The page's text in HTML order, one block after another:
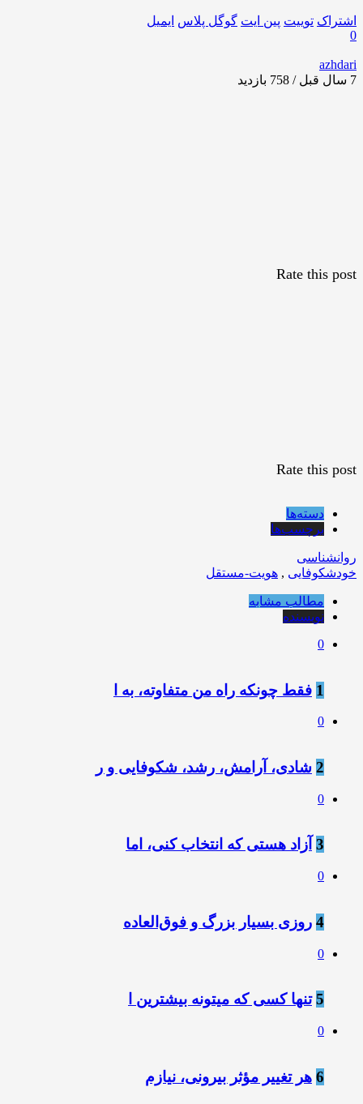
اشتراک توییت پین ایت گوگل‌ پلاس ایمیل
0
azhdari
7 سال قبل / 758
بازدید
Rate this post
Rate this post
دسته‌ها
برچسب‌ها
روانشناسی
خودشکوفایی , هویت-مستقل
مطالب مشابه
نویسنده
0
1 فقط چونکه راه من متفاوته، به ا
0
2 شادی، آرامش، رشد، شکوفایی و ر
0
3 آزاد هستی که انتخاب کنی، اما
0
4 روزی بسیار بزرگ و فوق‌العاده
0
5 تنها کسی که میتونه بیشترین ا
0
6 هر تغییر مؤثر بیرونی، نیازم